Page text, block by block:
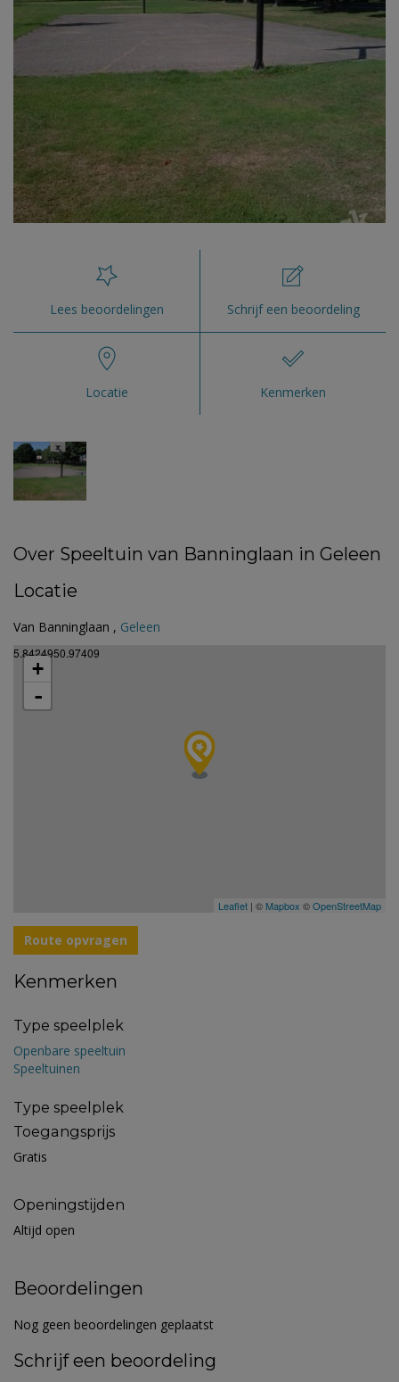
Lees beoordelingen Schrijf een beoordeling
Locatie Kenmerken
Over Speeltuin van Banninglaan in Geleen
Locatie
Van Banninglaan , Geleen
5.8424950.97409
+
-
Leaflet | © Mapbox ©OpenStreetMap
Route opvragen
Kenmerken
Type speelplek
Openbare speeltuin
Speeltuinen
Type speelplek
Toegangsprijs
Gratis
Openingstijden
Altijd open
Beoordelingen
Nog geen beoordelingen geplaatst
Schrijf een beoordeling